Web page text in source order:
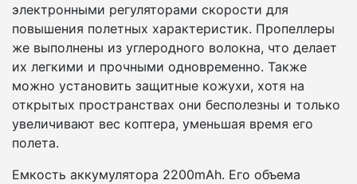
электронными регуляторами скорости для
повышения полетных характеристик. Пропеллеры
же выполнены из углеродного волокна, что делает
их легкими и прочными одновременно. Также
можно установить защитные кожухи, хотя на
открытых пространствах они бесполезны и только
увеличивают вес коптера, уменьшая время его
полета.
Емкость аккумулятора 2200mAh. Его объема